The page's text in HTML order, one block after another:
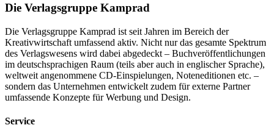
Die Verlagsgruppe Kamprad
Die Verlagsgruppe Kamprad ist seit Jahren im Bereich der
Kreativwirtschaft umfassend aktiv. Nicht nur das gesamte Spektrum
des Verlagswesens wird dabei abgedeckt – Buchveröffentlichungen
im deutschsprachigen Raum (teils aber auch in englischer Sprache),
weltweit angenommene CD-Einspielungen, Noteneditionen etc. –
sondern das Unternehmen entwickelt zudem für externe Partner
umfassende Konzepte für Werbung und Design.
Service